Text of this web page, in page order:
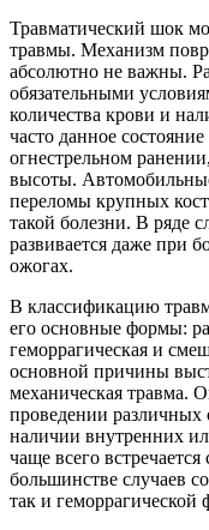
Травматический шок
травмы. Механизм
абсолютно не важны.
обязательными
количества крови и
часто данное
огнестрельном
высоты.
переломы крупных
такой болезни. В ряде
развивается даже при
ожогах.
В классификацию
его основные формы:
геморрагическая и
основной причины
механическая травма.
проведении различных
наличии внутренних
чаще всего
большинстве случаев
так и геморрагической